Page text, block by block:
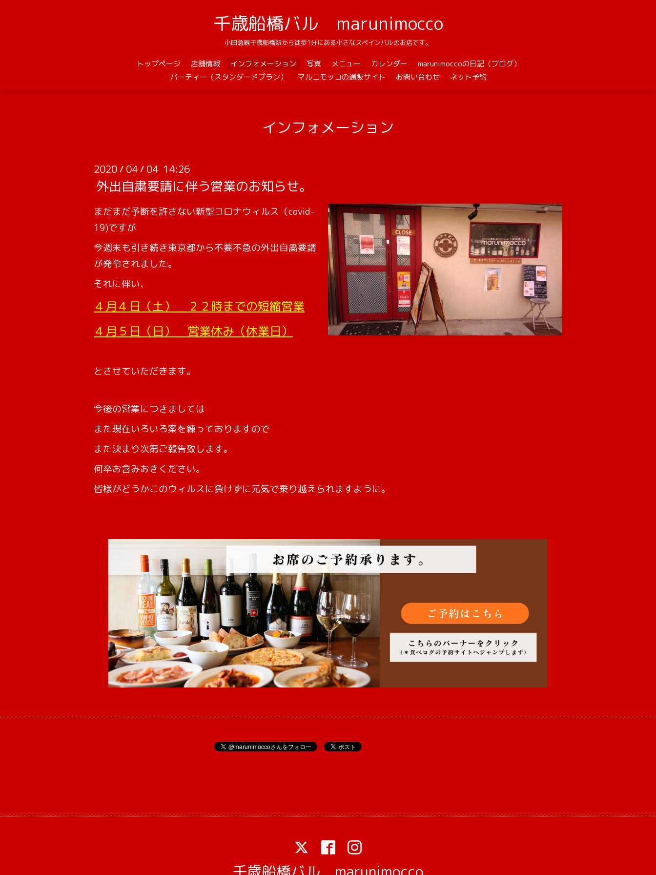
千歳船橋バル marunimocco
小田急線千歳船橋駅から徒歩1分にある小さなスペインバルのお店です。
トップページ 店舗情報 インフォメーション 写真 メニュー カレンダー
marunimoccoの日記（ブログ）
パーティー（スタンダードプラン）
マルニモッコの通販サイト お問い合わせ ネット予約
インフォメーション
2020 / 04 / 04 14:26
外出自粛要請に伴う営業のお知らせ。
まだまだ予断を許さない新型コロナウィルス（covid-
19)ですが
今週末も引き続き東京都から不要不急の外出自粛要請
が発令されました。
それに伴い、
４月４日（土） ２２時までの短縮営業
４月５日（日） 営業休み（休業日）
とさせていただきます。
今後の営業につきましては
また現在いろいろ案を練っておりますので
また決まり次第ご報告致します。
何卒お含みおきください。
皆様がどうかこのウィルスに負けずに元気で乗り越えられますように。